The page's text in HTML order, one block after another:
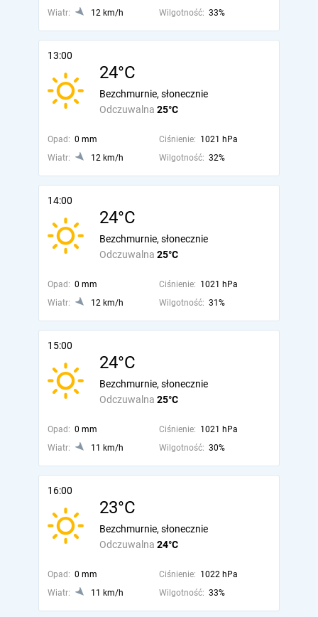
Wiatr:
12 km/h Wilgotność: 33%
13:00
24°C
Odczuwalna 25°C
Bezchmurnie, słonecznie
Opad: 0 mm Ciśnienie: 1021 hPa
Wiatr:
12 km/h Wilgotność: 32%
14:00
24°C
Odczuwalna 25°C
Bezchmurnie, słonecznie
Opad: 0 mm Ciśnienie: 1021 hPa
Wiatr:
12 km/h Wilgotność: 31%
15:00
24°C
Odczuwalna 25°C
Bezchmurnie, słonecznie
Opad: 0 mm Ciśnienie: 1021 hPa
Wiatr:
11 km/h Wilgotność: 30%
16:00
23°C
Odczuwalna 24°C
Bezchmurnie, słonecznie
Opad: 0 mm Ciśnienie: 1022 hPa
Wiatr:
11 km/h Wilgotność: 33%